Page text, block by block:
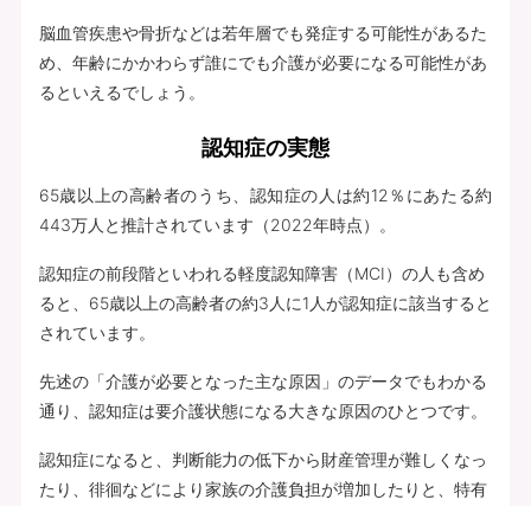
脳血管疾患や骨折などは若年層でも発症する可能性があるた
め、年齢にかかわらず誰にでも介護が必要になる可能性があ
るといえるでしょう。
認知症の実態
65歳以上の高齢者のうち、認知症の人は約12％にあたる約
443万人と推計されています（2022年時点）。
認知症の前段階といわれる軽度認知障害（MCI）の人も含め
ると、65歳以上の高齢者の約3人に1人が認知症に該当すると
されています。
先述の「介護が必要となった主な原因」のデータでもわかる
通り、認知症は要介護状態になる大きな原因のひとつです。
認知症になると、判断能力の低下から財産管理が難しくなっ
たり、徘徊などにより家族の介護負担が増加したりと、特有